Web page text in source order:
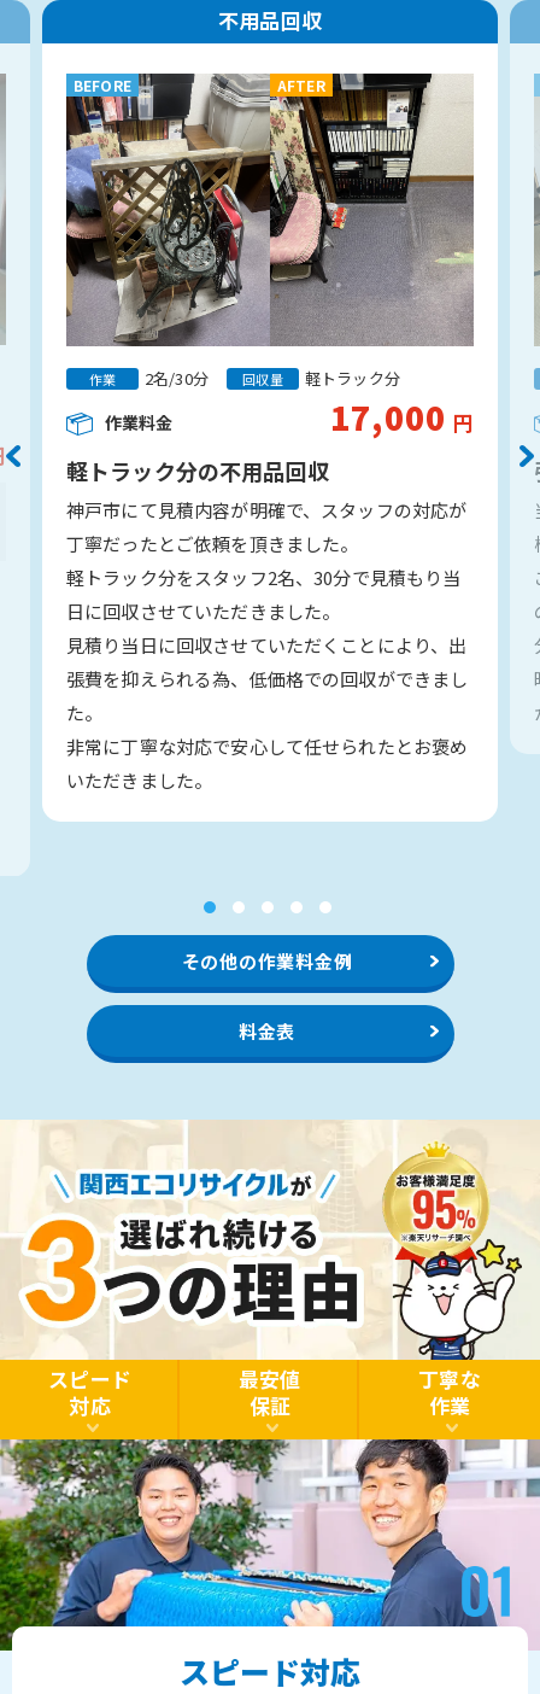
不用品回収
BEFORE AFTER
作業 2名/30分 回収量 軽トラック分
作業料金 17,000 円
軽トラック分の不用品回収
神戸市にて見積内容が明確で、スタッフの対応が
丁寧だったとご依頼を頂きました。
軽トラック分をスタッフ2名、30分で見積もり当
日に回収させていただきました。
見積り当日に回収させていただくことにより、出
張費を抑えられる為、低価格での回収ができまし
た。
非常に丁寧な対応で安心して任せられたとお褒め
いただきました。
その他の作業料金例
料金表
スピード
対応
最安値
保証
丁寧な
作業
スピード対応